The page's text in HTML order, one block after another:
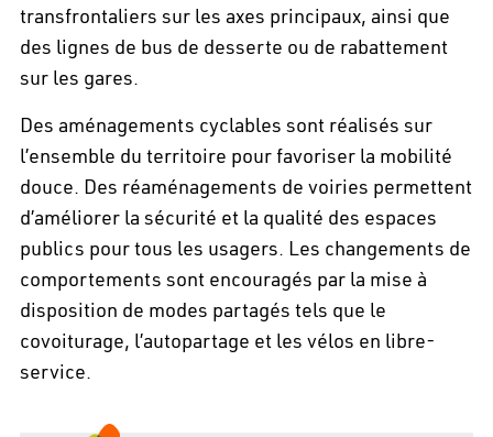
transfrontaliers sur les axes principaux, ainsi que
des lignes de bus de desserte ou de rabattement
sur les gares.
Des aménagements cyclables sont réalisés sur
l’ensemble du territoire pour favoriser la mobilité
douce. Des réaménagements de voiries permettent
d’améliorer la sécurité et la qualité des espaces
publics pour tous les usagers. Les changements de
comportements sont encouragés par la mise à
disposition de modes partagés tels que le
covoiturage, l’autopartage et les vélos en libre-
service.